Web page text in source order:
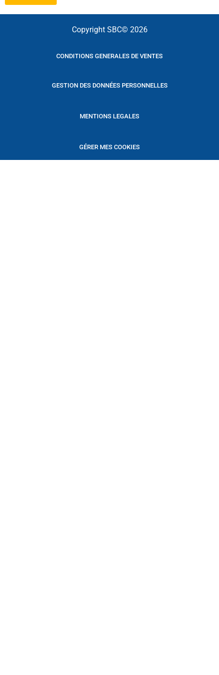
Copyright SBC© 2026
CONDITIONS GENERALES DE VENTES
GESTION DES DONNÉES PERSONNELLES
MENTIONS LEGALES
GÉRER MES COOKIES